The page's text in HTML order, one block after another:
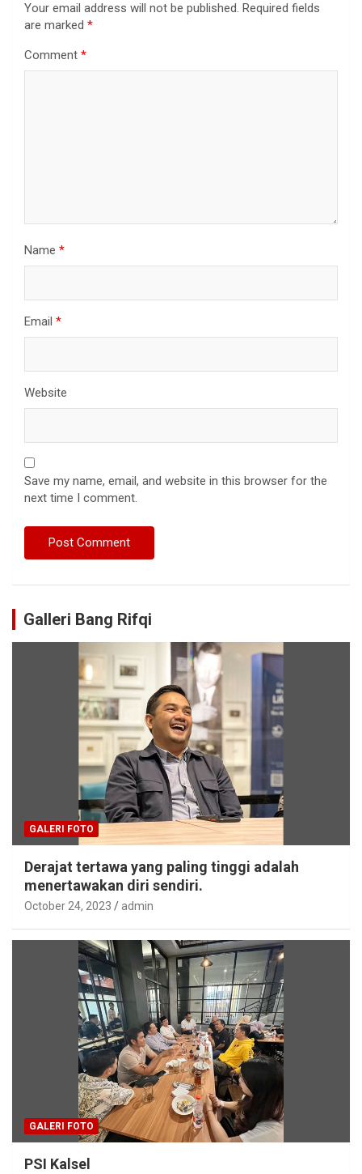
Your email address will not be published. Required fields
are marked *
Comment *
Name *
Email *
Website
Save my name, email, and website in this browser for the
next time I comment.
Galleri Bang Rifqi
GALERI FOTO
Derajat tertawa yang paling tinggi adalah
menertawakan diri sendiri.
October 24, 2023 admin
GALERI FOTO
PSI Kalsel